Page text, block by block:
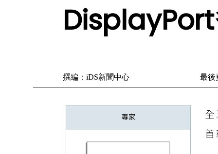
撰編：iDS新聞中心 最後
專家